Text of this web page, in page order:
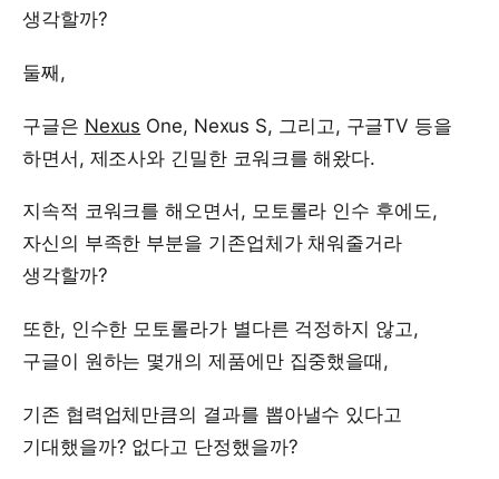
생각할까?
둘째,
구글은 Nexus One, Nexus S, 그리고, 구글TV 등을
하면서, 제조사와 긴밀한 코워크를 해왔다.
지속적 코워크를 해오면서, 모토롤라 인수 후에도,
자신의 부족한 부분을 기존업체가 채워줄거라
생각할까?
또한, 인수한 모토롤라가 별다른 걱정하지 않고,
구글이 원하는 몇개의 제품에만 집중했을때,
기존 협력업체만큼의 결과를 뽑아낼수 있다고
기대했을까? 없다고 단정했을까?